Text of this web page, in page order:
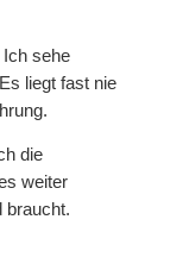
Ich sehe
liegt fast nie
die
weiter
braucht.